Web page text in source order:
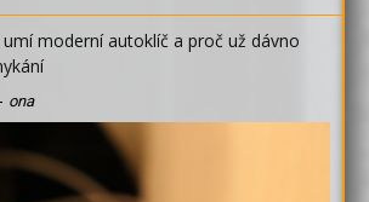
moderní autoklíč a proč už dávno
- ona